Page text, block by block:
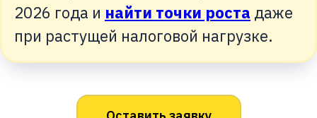
2026 года и найти точки роста даже
при растущей налоговой нагрузке.